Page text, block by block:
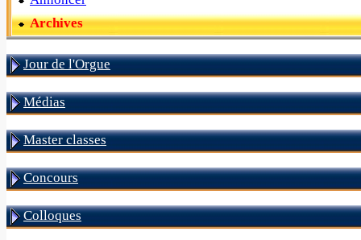
Archives
Jour de l'Orgue
Médias
Master classes
Concours
Colloques